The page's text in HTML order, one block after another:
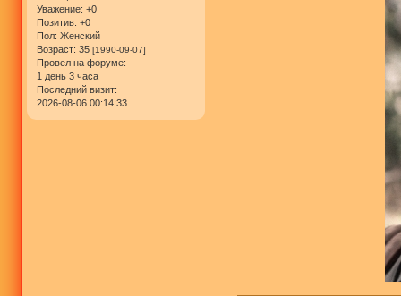
Уважение: +0
Позитив: +0
Пол: Женский
Возраст: 35 [1990-09-07]
Провел на форуме:
1 день 3 часа
Последний визит:
2026-08-06 00:14:33